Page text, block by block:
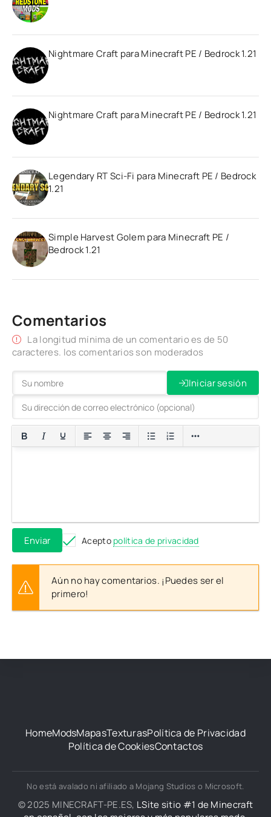
Nightmare Craft para Minecraft PE / Bedrock 1.21
Nightmare Craft para Minecraft PE / Bedrock 1.21
Legendary RT Sci-Fi para Minecraft PE / Bedrock
1.21
Simple Harvest Golem para Minecraft PE /
Bedrock 1.21
Comentarios
La longitud mínima de un comentario es de 50
caracteres. los comentarios son moderados
Iniciar sesión
Enviar Acepto política de privacidad
Aún no hay comentarios. ¡Puedes ser el
primero!
HomeModsMapasTexturasPolítica de Privacidad
Política de CookiesContactos
No está avalado ni afiliado a Mojang Studios o Microsoft.
© 2025 MINECRAFT-PE.ES, LSite sitio #1 de Minecraft